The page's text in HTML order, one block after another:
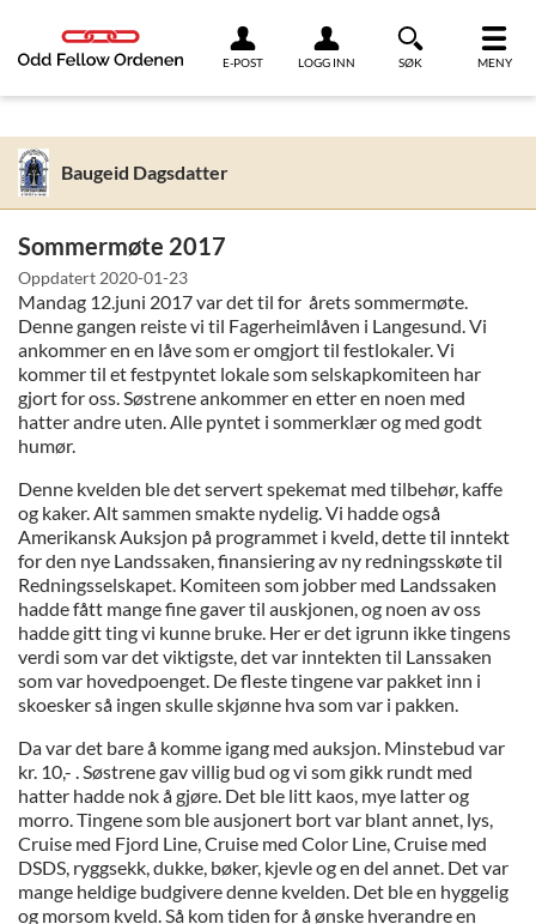
E-POST LOGG INN SØK MENY
Baugeid Dagsdatter
Sommermøte 2017
Oppdatert 2020-01-23
Mandag 12.juni 2017 var det til for årets sommermøte.
Denne gangen reiste vi til Fagerheimlåven i Langesund. Vi
ankommer en en låve som er omgjort til festlokaler. Vi
kommer til et festpyntet lokale som selskapkomiteen har
gjort for oss. Søstrene ankommer en etter en noen med
hatter andre uten. Alle pyntet i sommerklær og med godt
humør.
Denne kvelden ble det servert spekemat med tilbehør, kaffe
og kaker. Alt sammen smakte nydelig. Vi hadde også
Amerikansk Auksjon på programmet i kveld, dette til inntekt
for den nye Landssaken, finansiering av ny redningsskøte til
Redningsselskapet. Komiteen som jobber med Landssaken
hadde fått mange fine gaver til auskjonen, og noen av oss
hadde gitt ting vi kunne bruke. Her er det igrunn ikke tingens
verdi som var det viktigste, det var inntekten til Lanssaken
som var hovedpoenget. De fleste tingene var pakket inn i
skoesker så ingen skulle skjønne hva som var i pakken.
Da var det bare å komme igang med auksjon. Minstebud var
kr. 10,- . Søstrene gav villig bud og vi som gikk rundt med
hatter hadde nok å gjøre. Det ble litt kaos, mye latter og
morro. Tingene som ble ausjonert bort var blant annet, lys,
Cruise med Fjord Line, Cruise med Color Line, Cruise med
DSDS, ryggsekk, dukke, bøker, kjevle og en del annet. Det var
mange heldige budgivere denne kvelden. Det ble en hyggelig
og morsom kveld. Så kom tiden for å ønske hverandre en